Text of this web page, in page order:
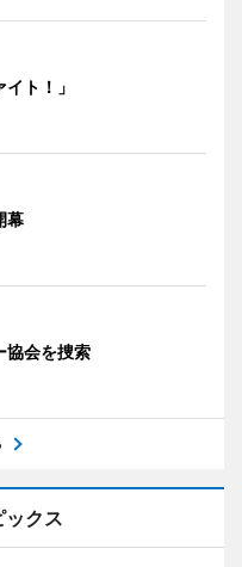
ト！」
幕
協会を捜索
ックス